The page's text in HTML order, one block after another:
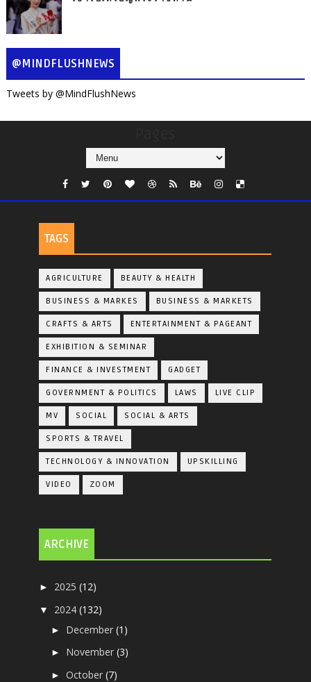
@MINDFLUSHNEWS
Tweets by @MindFlushNews
TAGS
AGRICULTURE BEAUTY & HEALTH
BUSINESS & MARKES BUSINESS & MARKETS
CRAFTS & ARTS ENTERTAINMENT & PAGEANT
EXHIBITION & SEMINAR
FINANCE & INVESTMENT GADGET
GOVERNMENT & POLITICS LAWS LIVE CLIP
MV SOCIAL SOCIAL & ARTS
SPORTS & TRAVEL
TECHNOLOGY & INNOVATION UPSKILLING
VIDEO ZOOM
ARCHIVE
► 2025(12)
▼ 2024(132)
► December(1)
► November(3)
►October(7)